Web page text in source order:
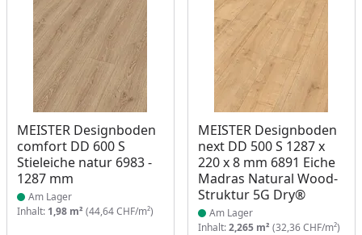
MEISTER Designboden
comfort DD 600 S
Stieleiche natur 6983 -
1287 mm
Produkt am Lager
Am Lager
Inhalt: 1,98 m² (44,64 CHF/m²)
MEISTER Designboden
next DD 500 S 1287 x
220 x 8 mm 6891 Eiche
Madras Natural Wood-
Struktur 5G Dry®
Produkt am Lager
Am Lager
Inhalt:2,265 m² (32,36 CHF/m²)